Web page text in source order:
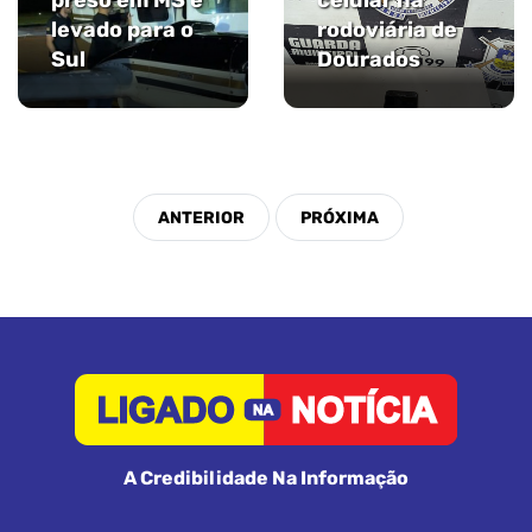
levado para o
Sul
rodoviária de
Dourados
A Credibilidade Na Informação